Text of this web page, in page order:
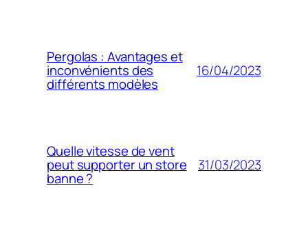
Pergolas : Avantages et
inconvénients des
différents modèles
16/04/2023
Quelle vitesse de vent
peut supporter un store
banne ?
31/03/2023